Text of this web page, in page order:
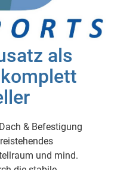
als
& Befestigung
und mind.